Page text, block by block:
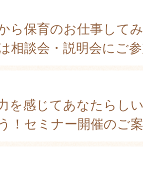
ら保育のお仕事して
相談会・説明会にご
を感じてあなたらし
！セミナー開催のご